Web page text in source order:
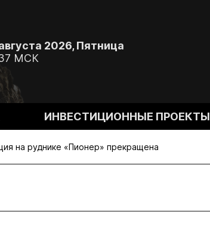
2026, Пятница
МСК
ИНВЕСТИЦИОННЫЕ ПРОЕКТЫ
на руднике «Пионер» прекращена